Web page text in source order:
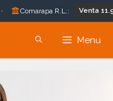
Comarapa R.L.: Venta 11.96
Menu